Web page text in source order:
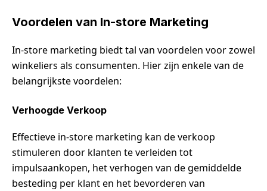
Voordelen van In-store Marketing
In-store marketing biedt tal van voordelen voor zowel
winkeliers als consumenten. Hier zijn enkele van de
belangrijkste voordelen:
Verhoogde Verkoop
Effectieve in-store marketing kan de verkoop
stimuleren door klanten te verleiden tot
impulsaankopen, het verhogen van de gemiddelde
besteding per klant en het bevorderen van